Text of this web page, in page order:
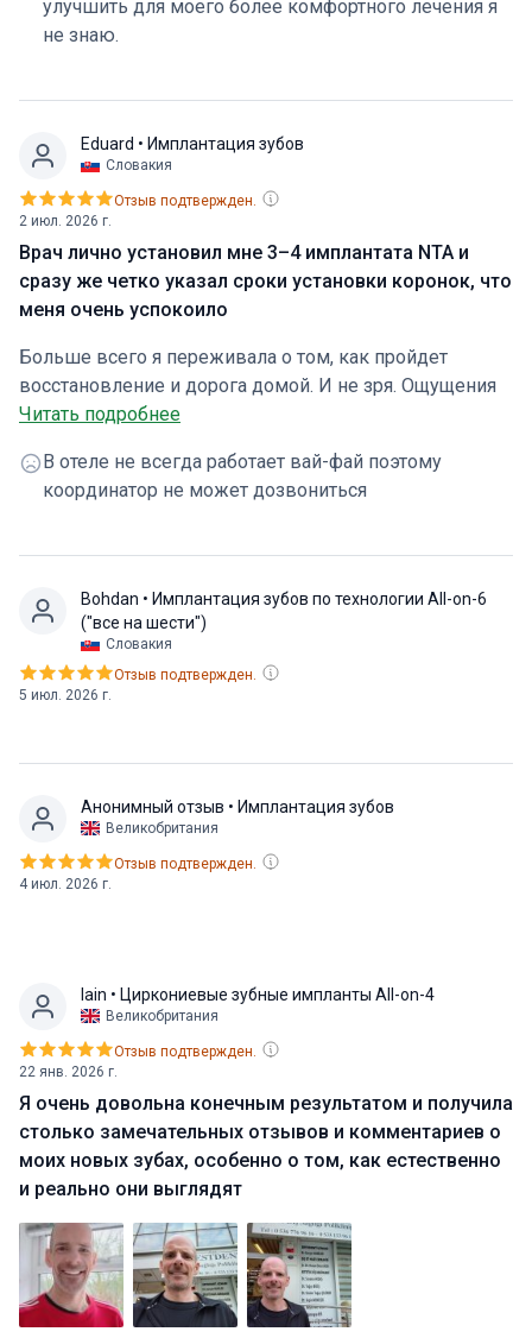
восстановления. Дополнительных расходов не было.
Будущим пациентам я бы посоветовал хорошо
такой же объем работы, как у меня, возьмите с собой
в гостиницу побольше салфеток.
улучшить для моего более комфортного лечения я
не знаю.
Eduard • Имплантация зубов
Словакия
2 июл. 2026 г.
Отзыв подтвержден.
Врач лично установил мне 3–4 имплантата NTA и
сразу же четко указал сроки установки коронок, что
меня очень успокоило
Больше всего я переживала о том, как пройдет
восстановление и дорога домой. И не зря. Ощущения
пока неоднозначные, еще рано говорить о конечном
лично провел установку моих 3-4 имплантов NTA и
сразу дал четкие сроки, когда можно будет ставить
инструкции были понятными, а из дополнительных
расходов пришлось потратиться только на лекарства.
Единственный важный совет будущим пациентам:
если есть возможность, увеличьте срок пребывания
после операции, потому что перелет даётся очень
тяжело.
Читать подробнее
В отеле не всегда работает вай-фай поэтому
координатор не может дозвониться
Bohdan • Имплантация зубов по технологии All-on-6
("все на шести")
Словакия
5 июл. 2026 г.
Отзыв подтвержден.
Анонимный отзыв • Имплантация зубов
Великобритания
4 июл. 2026 г.
Отзыв подтвержден.
Iain • Циркониевые зубные импланты All-on-4
Великобритания
22 янв. 2026 г.
Отзыв подтвержден.
Я очень довольна конечным результатом и получила
столько замечательных отзывов и комментариев о
моих новых зубах, особенно о том, как естественно
и реально они выглядят